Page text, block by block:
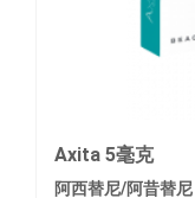
Axita 5毫克
阿西替尼/阿昔替尼